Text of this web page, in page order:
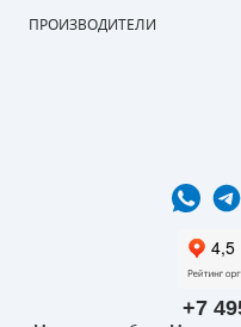
+7
ПРОИЗВОДИТЕЛИ